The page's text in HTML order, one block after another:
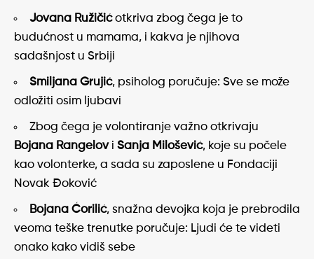
Jovana Ružičićotkriva zbog čega je to
budućnost u mamama, i kakva je njihova
sadašnjost u Srbiji
Smiljana Grujić, psiholog poručuje: Sve se može
odložiti osim ljubavi
Zbog čega je volontiranje važno otkrivaju
Bojana Rangelov i Sanja Milošević, koje su počele
kao volonterke, a sada su zaposlene u Fondaciji
Novak Đoković
Bojana Ćorilić, snažna devojka koja je prebrodila
veoma teške trenutke poručuje: Ljudi će te videti
onako kako vidiš sebe